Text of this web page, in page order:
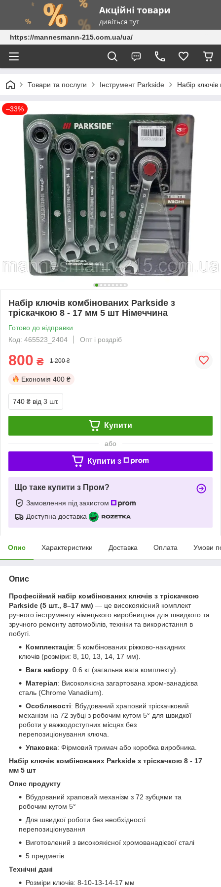
https://mannesmann-215.com.ua/ua/
Товари та послуги Інструмент Parkside Набір
–33%
Набір ключів комбінованих Parkside з
тріскачкою 8 - 17 мм 5 шт Німеччина
Готово до відправки
Код: 465523_2404
Опт і роздріб
800 ₴ 1 200 ₴
Економія 400 ₴
740 ₴ від 3 шт.
Купити
або
Купити з
Що таке купити з Пром?
Замовлення під захистом
Доступна доставка
Опис Характеристики Доставка Оплата Умови
Опис
Професійний набір комбінованих ключів з тріскачкою
Parkside (5 шт., 8–17 мм) — це високоякісний комплект
ручного інструменту німецького виробництва для швидкого та
зручного ремонту автомобілів, техніки та використання в
побуті.
Комплектація: 5 комбінованих ріжково-накидних
ключів (розміри: 8, 10, 13, 14, 17 мм).
Вага набору: 0.6 кг (загальна вага комплекту).
Матеріал: Високоякісна загартована хром-ванадієва
сталь (Chrome Vanadium).
Особливості: Вбудований храповий тріскачковий
механізм на 72 зубці з робочим кутом 5° для швидкої
роботи у важкодоступних місцях без
перепозиціонування ключа.
Упаковка: Фірмовий тримач або коробка виробника.
Набір ключів комбінованих Parkside з тріскачкою 8 - 17
мм 5 шт
Опис продукту
Вбудований храповий механізм з 72 зубцями та
робочим кутом 5°
Для швидкої роботи без необхідності
перепозиціонування
Виготовлений з високоякісної хромованадієвої сталі
5 предметів
Технічні дані
Розміри ключів: 8-10-13-14-17 мм